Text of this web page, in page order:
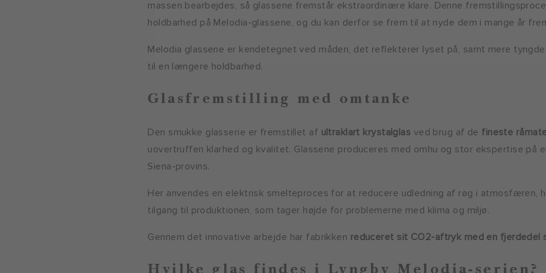
massen bearbejdes, så glassene fremstår ekstraordinære klare. Denne
holdbarhed på Melodia-glassene, og du kan derfor se frem til at nyde dem i mange år
Melodia glassene er kendetegnet ved måden, det reflekterer lyset på, samt mere
til en længere holdbarhed.
Glasfremstilling med omtanke
Den smukke glasserie er fremstillet af ultraklart krystalglas ved brug af de fineste
uovertruffen klarhed og kvalitet. Glassene produceres med omhu og stor ekspertise på
Siena-provins.
Her anvendes en elektrisk smelteproces for at reducere udledning af røg i atmosfæren,
tilgang til produktionen, som tager højde for problemerne med klima og miljø.
Gennem det innovative arbejde har fabrikken reduceret sit CO2-aftryk med en fjerdedel
Hvilke glas findes i Lyngby Melodia-serien?